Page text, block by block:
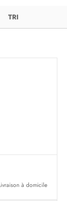
TRI
à domicile